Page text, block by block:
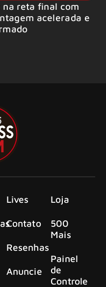
reta final com
acelerada e
Lives
Contato
Resenhas
Anuncie
Loja
500
Mais
Painel
de
Controle